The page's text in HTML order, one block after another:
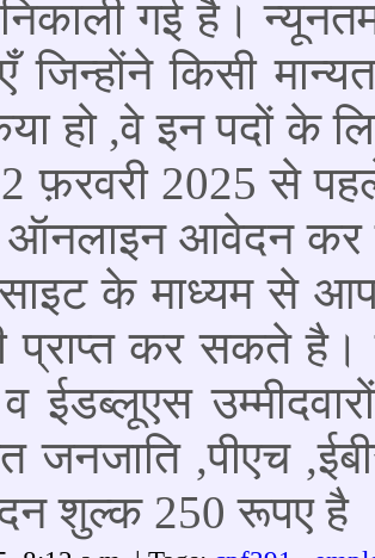
निकाली गई है।
जिन्होंने किसी
हो ,वे इन पदों
फ़रवरी 2025 से
आवेदन कर
के माध्यम से
प्राप्त कर सकते है।
ईडब्लूएस
जनजाति ,पीएच
शुल्क 250 रूपए है